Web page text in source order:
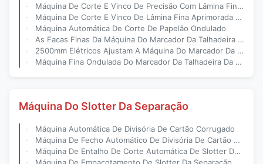
Máquina De Corte E Vinco De Precisão Com Lâmina Fina Para Papelão Ondulado
Máquina De Corte E Vinco De Lâmina Fina Aprimorada E Inovadora Com Ajuste Rápido
Máquina Automática De Corte De Papelão Ondulado
As Facas Finas Da Máquina Do Marcador Da Talhadeira Da Lâmina Do Manual 2500 Podem Ser Adicionadas
2500mm Elétricos Ajustam A Máquina Do Marcador Da Talhadeira Semi Automática
Máquina Fina Ondulada Do Marcador Da Talhadeira Da Lâmina Do Cartão 2000mm
Máquina Do Slotter Da Separação
Máquina Automática De Divisória De Cartão Corrugado
Máquina De Fecho Automático De Divisória De Cartão De Cartão Tamanho 950X280Mm
Máquina De Entalho De Corte Automática De Slotter Da Separação Com Empilhador